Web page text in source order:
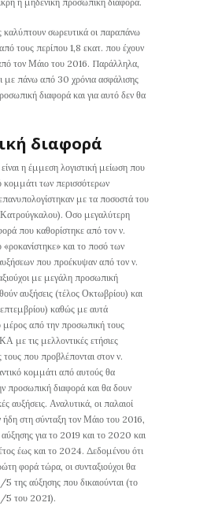
καλύπτουν σωρευτικά οι παραπάνω
τους περίπου 1,8 εκατ. που έχουν
από τον Μάιο του 2016. Παράλληλα,
με πάνω από 30 χρόνια ασφάλισης
διαφορά και για αυτό δεν θα
διαφορά
η έμμεση λογιστική μείωση που
κομμάτι των περισσότερων
με τα ποσοστά του
Οσο μεγαλύτερη
που καθορίστηκε από τον ν.
και το ποσό των
που προέκυψαν από τον ν.
με μεγάλη προσωπική
αυξήσεις (τέλος Οκτωβρίου) και
καθώς με αυτά
από την προσωπική τους
με τις μελλοντικές ετήσιες
τους που προβλέπονται στον ν.
κομμάτι από αυτούς θα
προσωπική διαφορά και θα δουν
αυξήσεις. Αναλυτικά, οι παλαιοί
ήδη στη σύνταξη τον Μάιο του 2016,
αύξησης για το 2019 και το 2020 και
έως και το 2024. Δεδομένου ότι
φορά τώρα, οι συνταξιούχοι θα
της αύξησης που δικαιούνται (το
5 του 2021).